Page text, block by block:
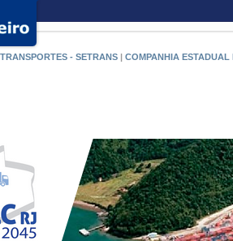
- SETRANS | COMPANHIA